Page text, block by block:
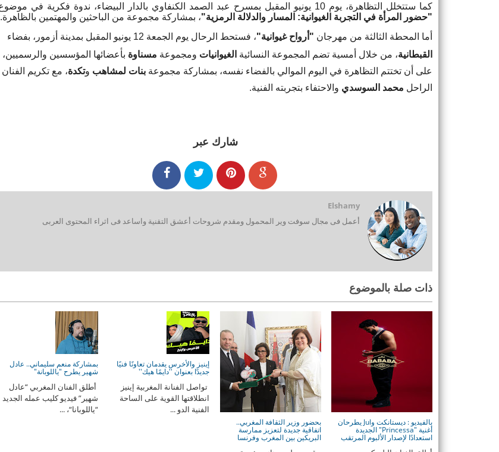
كما ستتخلل التظاهرة، يوم 10 يونيو المقبل بمسرح عبد الصمد الكنفاوي بالدار البيضاء، ندوة فكرية في موضوع
"حضور المرأة في التجربة الغيوانية: المسار والدلالة الرمزية"، بمشاركة مجموعة من الباحثين والمهتمين بالظاهرة.
أما المحطة الثالثة من مهرجان " أرواح غيوانية"، فستحط الرحال يوم الجمعة 12 يونيو المقبل بمدينة أزمور، بفضاء
القبطانية، من خلال أمسية تضم المجموعة النسائية الغيوانيات ومجموعة مسناوة بأعضائها المؤسسين والرسميين،
على أن تختتم التظاهرة في اليوم الموالي بالفضاء نفسه، بمشاركة مجموعة بنات لمشاهب وتكدة، مع تكريم الفنان
الراحل محمد السوسدي والاحتفاء بتجربته الفنية.
شارك عبر
Elshamy
أعمل فى مجال سوفت وير المحمول ومقدم شروحات أعشق التقنية واساعد فى اثراء المحتوى العربى
ذات صلة بالموضوع
بالفيديو : ديستانكت وJul يطرحان
أغنية "Princessa" الجديدة
استعدادًا لإصدار الألبوم المرتقب
بحضور وزير الثقافة المغربي..
اتفاقية جديدة لتعزيز ممارسة
البريكين بين المغرب وفرنسا
إينيز والأخرس يقدمان تعاونًا فنيًا
جديدًا بعنوان ''دايمًا هيك''
تواصل الفنانة المغربية إينيز
انطلاقتها القوية على الساحة
الفنية الدو ...
بمشاركة منعم سليماني.. عادل
شهير يطرح "ياللوبانة"
أطلق الفنان المغربي “عادل
شهير” فيديو كليب عمله الجديد
“ياللوبانا“، ...